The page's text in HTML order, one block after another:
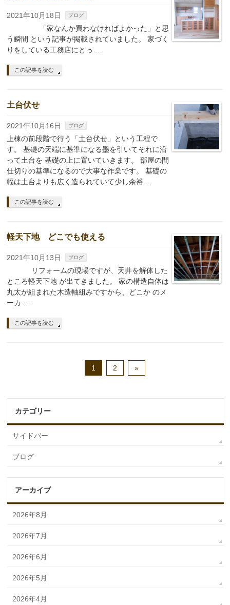
2021年10月18日 ブログ
「家なんか買わなければよかった」と思
う瞬間 という記事が掲載されていました。 家づく
りをしている工務店にとっ …
この記事を読む
土台伏せ
2021年10月16日 ブログ
上棟の前段階で行う「土台伏せ」という工程で
す。 基礎の天端に基準になる墨を引いてそれに沿
って土台を 基礎の上に置いていきます。 部屋の間
仕切りの基準になるので大事な作業です。 基礎の
幅は土台よりも広く造られていて少し余裕 …
この記事を読む
軽天下地 どこでも使える
2021年10月13日 ブログ
リフォームの現場ですが、天井を解体した
ところ軽天下地 が出てきました。 家の構造自体は
丸太が組まれた木造軸組みですから、どこか のメ
ーカ …
この記事を読む
1 2 »
カテゴリー
サイドバー
ブログ
アーカイブ
2026年8月
2026年7月
2026年6月
2026年5月
2026年4月